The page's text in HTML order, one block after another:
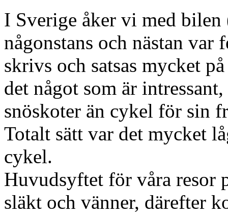
I Sverige åker vi med
någonstans och nästan var
skrivs och satsas mycket
det något som är
snöskoter än cykel för sin
Totalt sätt var det mycket
cykel.
Huvudsyftet för våra resor
släkt och vänner, därefter